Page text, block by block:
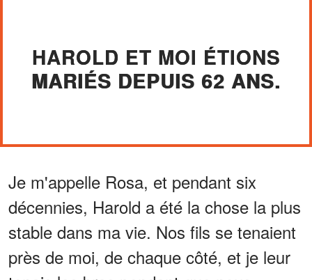
HAROLD ET MOI ÉTIONS
MARIÉS DEPUIS 62 ANS.
Je m'appelle Rosa, et pendant six
décennies, Harold a été la chose la plus
stable dans ma vie. Nos fils se tenaient
près de moi, de chaque côté, et je leur